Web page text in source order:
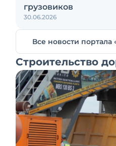
грузовиков
30.06.2026
Все новости портала
Строительство